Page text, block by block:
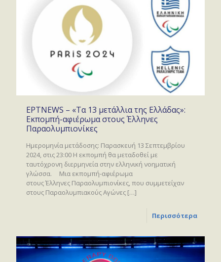
ΕΡΤNEWS – «Τα 13 μετάλλια της Ελλάδας»:
Εκπομπή-αφιέρωμα στους Έλληνες
Παραολυμπιονίκες
Ημερομηνία μετάδοσης: Παρασκευή 13 Σεπτεμβρίου
2024, στις 23:00 Η εκπομπή θα μεταδοθεί με
ταυτόχρονη διερμηνεία στην ελληνική νοηματική
γλώσσα. Μια εκπομπή-αφιέρωμα
στους Έλληνες Παραολυμπιονίκες, που συμμετείχαν
στους Παραολυμπιακούς Αγώνες […]
Περισσότερα